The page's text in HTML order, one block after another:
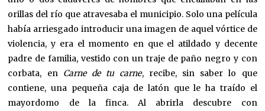
orillas del río que atravesaba el municipio. Solo una película
había arriesgado introducir una imagen de aquel vórtice de
violencia, y era el momento en que el atildado y decente
padre de familia, vestido con un traje de paño negro y con
corbata, en Carne de tu carne, recibe, sin saber lo que
contiene, una pequeña caja de latón que le ha traído el
mayordomo de la finca. Al abrirla descubre con